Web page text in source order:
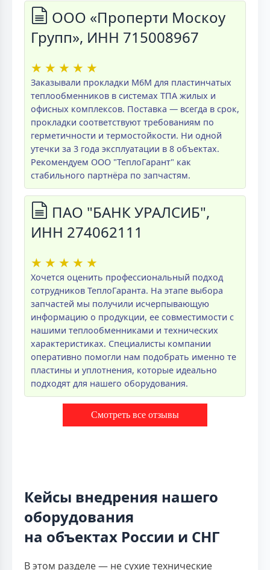
ООО «Проперти Москоу
Групп», ИНН 715008967
★ ★ ★ ★ ★
Заказывали прокладки M6M для пластинчатых
теплообменников в системах ТПА жилых и
офисных комплексов. Поставка — всегда в срок,
прокладки соответствуют требованиям по
герметичности и термостойкости. Ни одной
утечки за 3 года эксплуатации в 8 объектах.
Рекомендуем ООО "ТеплоГарант" как
стабильного партнёра по запчастям.
ПАО "БАНК УРАЛСИБ",
ИНН 274062111
★ ★ ★ ★ ★
Хочется оценить профессиональный подход
сотрудников ТеплоГаранта. На этапе выбора
запчастей мы получили исчерпывающую
информацию о продукции, ее совместимости с
нашими теплообменниками и технических
характеристиках. Специалисты компании
оперативно помогли нам подобрать именно те
пластины и уплотнения, которые идеально
подходят для нашего оборудования.
Смотреть все отзывы
Кейсы внедрения нашего
оборудования
на объектах России и СНГ
В этом разделе — не сухие технические